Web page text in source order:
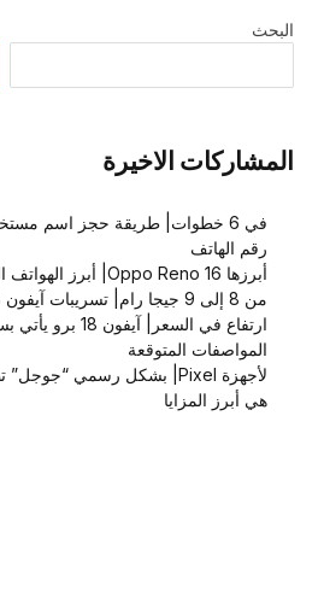
البحث
المشاركات الاخيرة
في 6 خطوات| طريقة حجز اسم
رقم الهاتف
أبرزها Oppo Reno 16| أبرز الهواتف المرتقبة في يوليو 2026
من 8 إلى 9 جيجا رام| تسريبات آيفون 18 الأساسي
المواصفات المتوقعة
هي أبرز المزايا